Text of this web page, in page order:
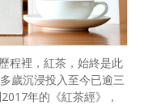
程裡，紅茶，始終是此
歲沉浸投入至今已逾三
年的《紅茶經》，